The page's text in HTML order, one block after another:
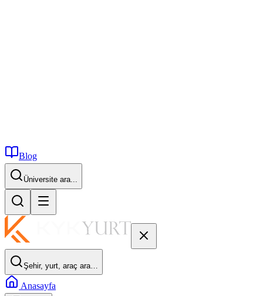
Blog
İstanbul...
Şehir, yurt, araç ara…
Anasayfa